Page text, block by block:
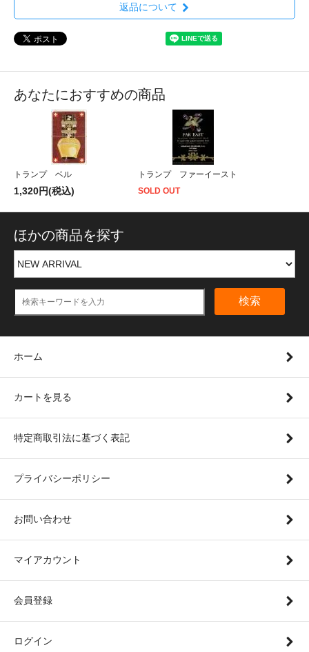
返品について
あなたにおすすめの商品
トランプ ベル
1,320円(税込)
トランプ ファーイースト
SOLD OUT
ほかの商品を探す
検索
ホーム
カートを見る
特定商取引法に基づく表記
プライバシーポリシー
お問い合わせ
マイアカウント
会員登録
ログイン